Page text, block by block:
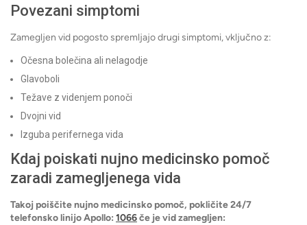
Povezani simptomi
Zamegljen vid pogosto spremljajo drugi simptomi, vključno z:
Očesna bolečina ali nelagodje
Glavoboli
Težave z videnjem ponoči
Dvojni vid
Izguba perifernega vida
Kdaj poiskati nujno medicinsko pomoč
zaradi zamegljenega vida
Takoj poiščite nujno medicinsko pomoč, pokličite 24/7
telefonsko linijo Apollo: 1066če je vid zamegljen: